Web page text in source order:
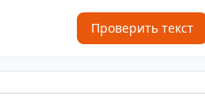
Проверить текст